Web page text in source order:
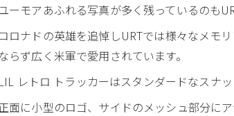
ーモアあふれる写真が多く残っているのも
コロナドの英雄を追悼しURTでは様々なメモ
らず広く米軍で愛用されています。
LIL レトロ トラッカーはスタンダードなスナ
面に小型のロゴ、サイドのメッシュ部分に